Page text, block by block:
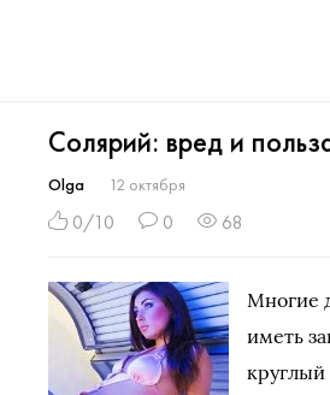
Солярий: вред и
Olga 12 октября
0/10 0 68
Многие
иметь
круглый